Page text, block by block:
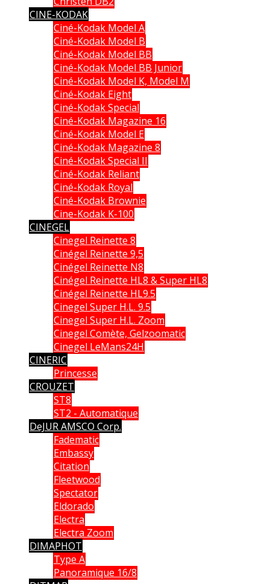
CINE-KODAK
Ciné-Kodak Model A
Ciné-Kodak Model B
Ciné-Kodak Model BB
Ciné-Kodak Model BB Junior
Ciné-Kodak Model K, Model M
Ciné-Kodak Eight
Ciné-Kodak Special
Ciné-Kodak Magazine 16
Ciné-Kodak Model E
Ciné-Kodak Magazine 8
Ciné-Kodak Special II
Ciné-Kodak Reliant
Ciné-Kodak Royal
Ciné-Kodak Brownie
Cine-Kodak K-100
CINEGEL
Cinegel Reinette 8
Cinégel Reinette 9,5
Cinégel Reinette N8
Cinégel Reinette HL8 & Super HL8
Cinégel Reinette HL9.5
Cinegel Super H.L. 9.5
Cinegel Super H.L. Zoom
Cinegel Comète, Gelzoomatic
Cinegel LeMans24H
CINERIC
Princesse
CROUZET
ST8
ST2 - Automatique
DeJUR AMSCO Corp.
Fadematic
Embassy
Citation
Fleetwood
Spectator
Eldorado
Electra
Electra Zoom
DIMAPHOT
Type A
Panoramique 16/8